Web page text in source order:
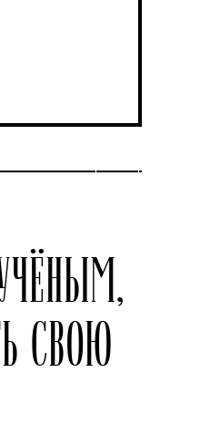
СВОЮ